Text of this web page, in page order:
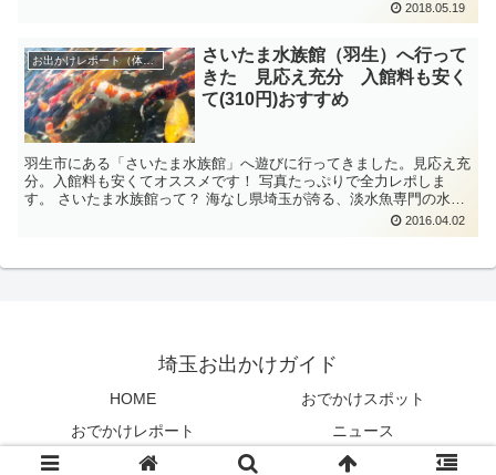
2018.05.19
お出かけレポート（体験談）
さいたま水族館（羽生）へ行って
きた 見応え充分 入館料も安く
て(310円)おすすめ
羽生市にある「さいたま水族館」へ遊びに行ってきました。見応え充
分。入館料も安くてオススメです！ 写真たっぷりで全力レポしま
す。 さいたま水族館って？ 海なし県埼玉が誇る、淡水魚専門の水族
2016.04.02
埼玉お出かけガイド
HOME
おでかけスポット
おでかけレポート
ニュース
© 2018 埼玉お出かけガイド.